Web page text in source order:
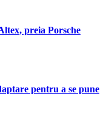
preia Porsche
pentru a se pune